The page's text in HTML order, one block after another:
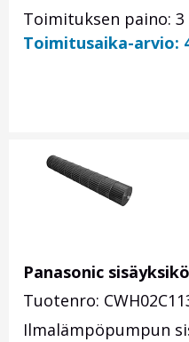
Toimituksen paino: 3
Toimitusaika-arvio:
Panasonic
Tuotenro:
Ilmalämpöpumpun